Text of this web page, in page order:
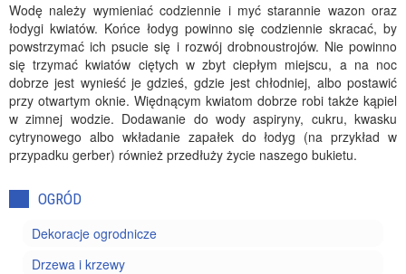
Wodę należy wymieniać codziennie i myć starannie wazon oraz
łodygi kwiatów. Końce łodyg powinno się codziennie skracać, by
powstrzymać ich psucie się i rozwój drobnoustrojów. Nie powinno
się trzymać kwiatów ciętych w zbyt ciepłym miejscu, a na noc
dobrze jest wynieść je gdzieś, gdzie jest chłodniej, albo postawić
przy otwartym oknie. Więdnącym kwiatom dobrze robi także kąpiel
w zimnej wodzie. Dodawanie do wody aspiryny, cukru, kwasku
cytrynowego albo wkładanie zapałek do łodyg (na przykład w
przypadku gerber) również przedłuży życie naszego bukietu.
OGRÓD
Dekoracje ogrodnicze
Drzewa i krzewy